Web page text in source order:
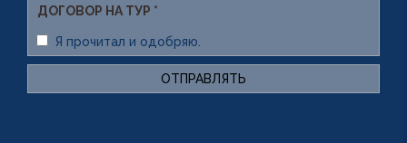
ДОГОВОР НА ТУР *
Я прочитал и одобряю.
ОТПРАВЛЯТЬ